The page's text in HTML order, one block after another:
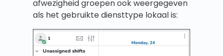
afwezigheid groepen ook weergegeven
als het gebruikte diensttype lokaal is: